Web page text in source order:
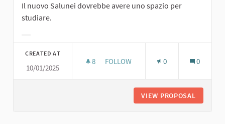
Il nuovo Salunei dovrebbe avere uno spazio per
studiare.
CREATED AT
10/01/2025
8 8 FOLLOWERS
FOLLOW 0 0
VIEW PROPOSAL